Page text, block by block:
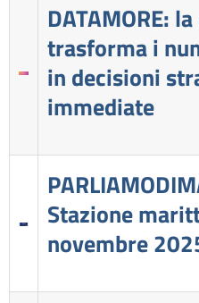
DATAMORE:
trasforma i
in decisioni
immediate
Stazione
novembre